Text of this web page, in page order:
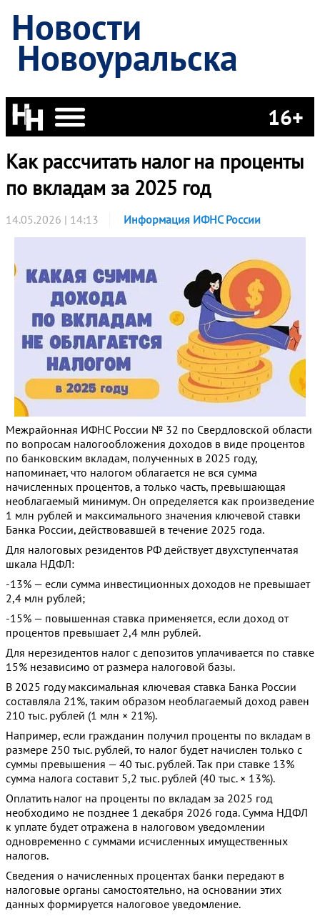
Новости
Новоуральска
16+
Как рассчитать налог на проценты
по вкладам за 2025 год
14.05.2026 | 14:13 Информация ИФНС России
Межрайонная ИФНС России № 32 по Свердловской области
по вопросам налогообложения доходов в виде процентов
по банковским вкладам, полученных в 2025 году,
напоминает, что налогом облагается не вся сумма
начисленных процентов, а только часть, превышающая
необлагаемый минимум. Он определяется как произведение
1 млн рублей и максимального значения ключевой ставки
Банка России, действовавшей в течение 2025 года.
Для налоговых резидентов РФ действует двухступенчатая
шкала НДФЛ:
-13% — если сумма инвестиционных доходов не превышает
2,4 млн рублей;
-15% — повышенная ставка применяется, если доход от
процентов превышает 2,4 млн рублей.
Для нерезидентов налог с депозитов уплачивается по ставке
15% независимо от размера налоговой базы.
В 2025 году максимальная ключевая ставка Банка России
составляла 21%, таким образом необлагаемый доход равен
210 тыс. рублей (1 млн × 21%).
Например, если гражданин получил проценты по вкладам в
размере 250 тыс. рублей, то налог будет начислен только с
суммы превышения — 40 тыс. рублей. Так при ставке 13%
сумма налога составит 5,2 тыс. рублей (40 тыс. × 13%).
Оплатить налог на проценты по вкладам за 2025 год
необходимо не позднее 1 декабря 2026 года. Сумма НДФЛ
к уплате будет отражена в налоговом уведомлении
одновременно с суммами исчисленных имущественных
налогов.
Сведения о начисленных процентах банки передают в
налоговые органы самостоятельно, на основании этих
данных формируется налоговое уведомление.